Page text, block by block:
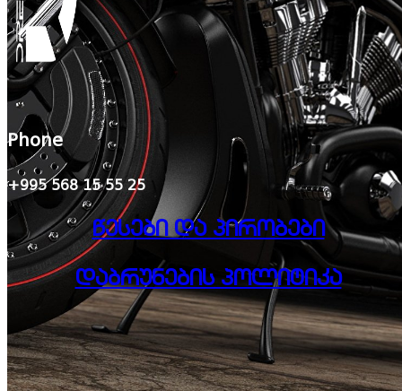
Phone
+995 568 15 55 25
წესები და პირობები
დაბრუნების პოლიტიკა